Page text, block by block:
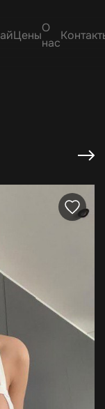
Цены
О
нас